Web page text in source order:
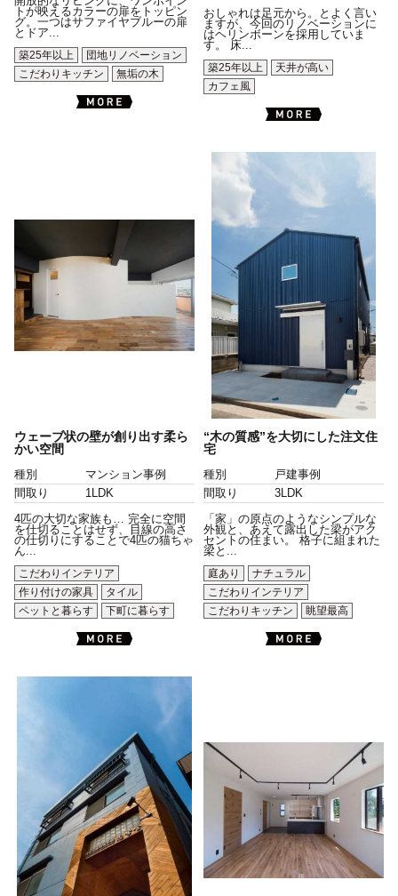
トが映えるカラーの扉をトッピン
グ。一つはサファイヤブルーの扉
とドア...
築25年以上
団地リノベーション
こだわりキッチン
無垢の木
おしゃれは足元から。とよく言い
ますが、今回のリノベーションに
はヘリンボーンを採用していま
す。 床...
築25年以上
天井が高い
カフェ風
ウェーブ状の壁が創り出す柔ら
かい空間
種別
マンション事例
間取り
1LDK
4匹の大切な家族も… 完全に空間
を仕切ることはせず、目線の高さ
の仕切りにすることで4匹の猫ちゃ
ん...
こだわりインテリア
作り付けの家具
タイル
ペットと暮らす
下町に暮らす
“木の質感”を大切にした注文住
宅
種別
戸建事例
間取り
3LDK
「家」の原点のようなシンプルな
外観と、あえて露出した梁がアク
セントの住まい。 格子に組まれた
梁と...
庭あり
ナチュラル
こだわりインテリア
こだわりキッチン
眺望最高